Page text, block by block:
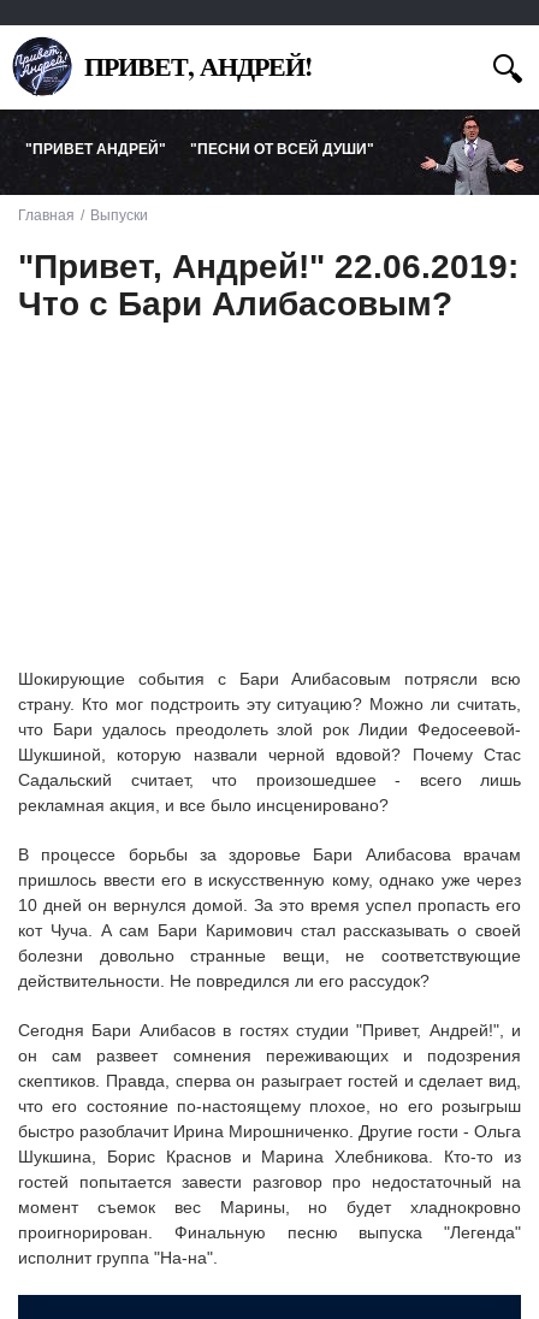
ПРИВЕТ, АНДРЕЙ!
"ПРИВЕТ АНДРЕЙ" "ПЕСНИ ОТ ВСЕЙ ДУШИ"
Главная Выпуски
"Привет, Андрей!" 22.06.2019:
Что с Бари Алибасовым?
Шокирующие события с Бари Алибасовым потрясли всю
страну. Кто мог подстроить эту ситуацию? Можно ли считать,
что Бари удалось преодолеть злой рок Лидии Федосеевой-
Шукшиной, которую назвали черной вдовой? Почему Стас
Садальский считает, что произошедшее - всего лишь
рекламная акция, и все было инсценировано?
В процессе борьбы за здоровье Бари Алибасова врачам
пришлось ввести его в искусственную кому, однако уже через
10 дней он вернулся домой. За это время успел пропасть его
кот Чуча. А сам Бари Каримович стал рассказывать о своей
болезни довольно странные вещи, не соответствующие
действительности. Не повредился ли его рассудок?
Сегодня Бари Алибасов в гостях студии "Привет, Андрей!", и
он сам развеет сомнения переживающих и подозрения
скептиков. Правда, сперва он разыграет гостей и сделает вид,
что его состояние по-настоящему плохое, но его розыгрыш
быстро разоблачит Ирина Мирошниченко. Другие гости - Ольга
Шукшина, Борис Краснов и Марина Хлебникова. Кто-то из
гостей попытается завести разговор про недостаточный на
момент съемок вес Марины, но будет хладнокровно
проигнорирован. Финальную песню выпуска "Легенда"
исполнит группа "На-на".